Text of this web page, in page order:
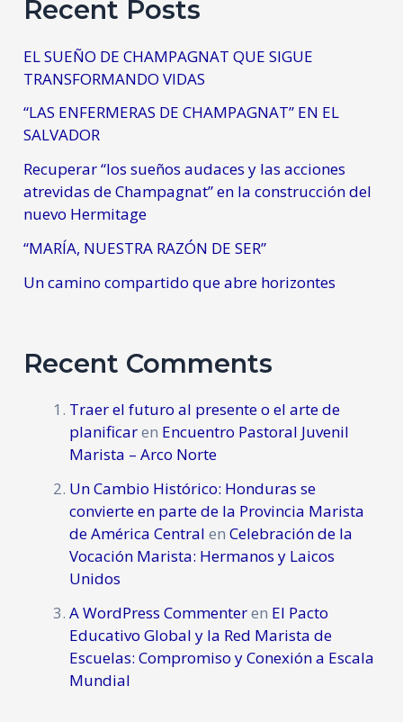
Recent Posts
EL SUEÑO DE CHAMPAGNAT QUE SIGUE
TRANSFORMANDO VIDAS
“LAS ENFERMERAS DE CHAMPAGNAT” EN EL
SALVADOR
Recuperar “los sueños audaces y las acciones
atrevidas de Champagnat” en la construcción del
nuevo Hermitage
“MARÍA, NUESTRA RAZÓN DE SER”
Un camino compartido que abre horizontes
Recent Comments
Traer el futuro al presente o el arte de
planificaren Encuentro Pastoral Juvenil
Marista – Arco Norte
Un Cambio Histórico: Honduras se
convierte en parte de la Provincia Marista
de América Central enCelebración de la
Vocación Marista: Hermanos y Laicos
Unidos
A WordPress Commenteren El Pacto
Educativo Global y la Red Marista de
Escuelas: Compromiso y Conexión a Escala
Mundial